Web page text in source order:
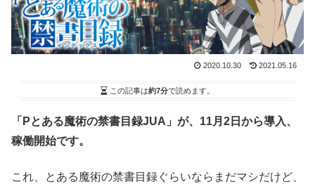
2020.10.30 2021.05.16
この記事は約7分で読めます。
「Pとある魔術の禁書目録JUA」が、11月2日から導入、
稼働開始です。
これ、とある魔術の禁書目録ぐらいならまだマシだけど、